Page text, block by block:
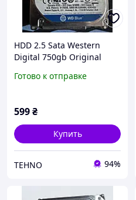
HDD 2.5 Sata Western
Digital 750gb Original
Готово к отправке
599₴
Купить
TEHNO 94%